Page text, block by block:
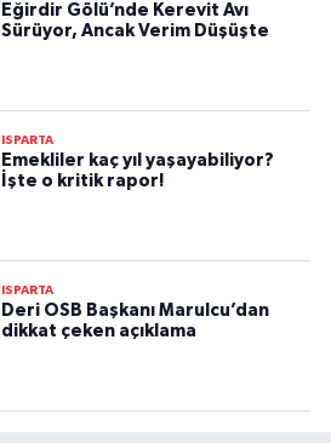
Eğirdir Gölü’nde Kerevit Avı
Sürüyor, Ancak Verim Düşüşte
ISPARTA
Emekliler kaç yıl yaşayabiliyor?
İşte o kritik rapor!
ISPARTA
Deri OSB Başkanı Marulcu’dan
dikkat çeken açıklama